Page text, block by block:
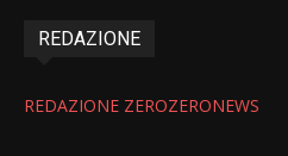
REDAZIONE
REDAZIONE ZEROZERONEWS